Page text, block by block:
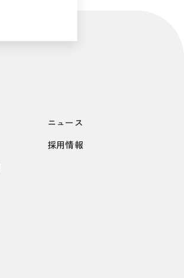
ニュース
採用情報